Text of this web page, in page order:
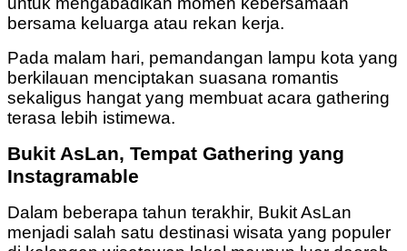
bersama keluarga atau rekan kerja.
Pada malam hari, pemandangan lampu kota yang
berkilauan menciptakan suasana romantis
sekaligus hangat yang membuat acara gathering
terasa lebih istimewa.
Bukit AsLan, Tempat Gathering yang
Instagramable
Dalam beberapa tahun terakhir, Bukit AsLan
menjadi salah satu destinasi wisata yang populer